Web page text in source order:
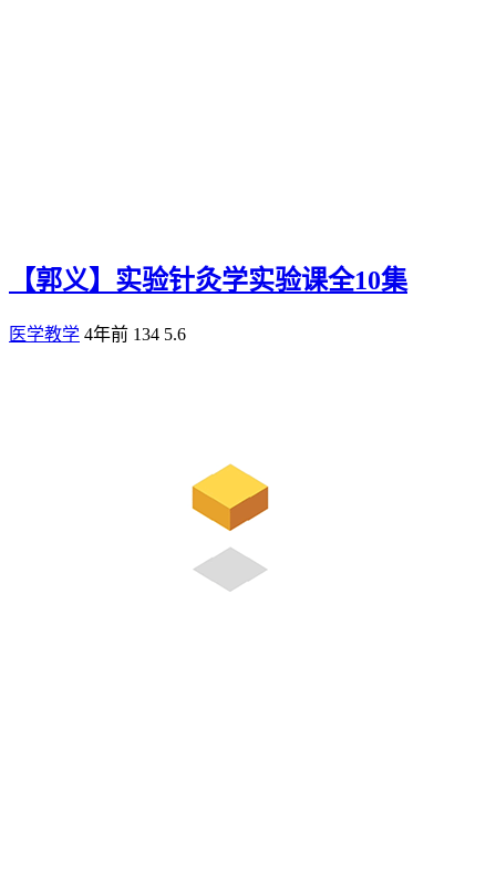
【郭义】实验针灸学实验课全10集
医学教学 4年前 134 5.6